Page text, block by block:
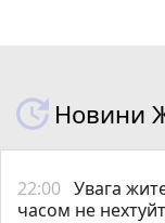
Новини
22:00 Увага
часом не